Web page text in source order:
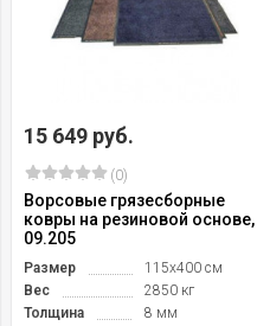
15 649 руб.
(0)
Ворсовые грязесборные
ковры на резиновой основе,
09.205
Размер
115х400 см
Вес
2850 кг
Толщина
8 мм